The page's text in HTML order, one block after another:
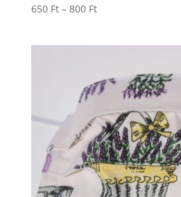
650 Ft – 800 FtÁrtartomány: